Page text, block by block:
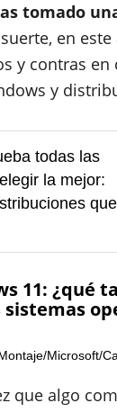
tomado
en
y contras en
y
todas las
la mejor:
que
11: ¿qué
Microsoft/
que algo